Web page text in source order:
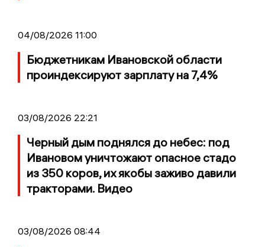
04/08/2026 11:00
Бюджетникам Ивановской области
проиндексируют зарплату на 7,4%
03/08/2026 22:21
Черный дым поднялся до небес: под
Ивановом уничтожают опасное стадо
из 350 коров, их якобы заживо давили
тракторами. Видео
03/08/2026 08:44